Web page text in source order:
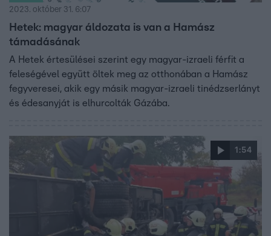
2023. október 31. 6:07
Hetek: magyar áldozata is van a Hamász
támadásának
A Hetek értesülései szerint egy magyar-izraeli férfit a
feleségével együtt öltek meg az otthonában a Hamász
fegyveresei, akik egy másik magyar-izraeli tinédzserlányt
és édesanyját is elhurcolták Gázába.
1:54